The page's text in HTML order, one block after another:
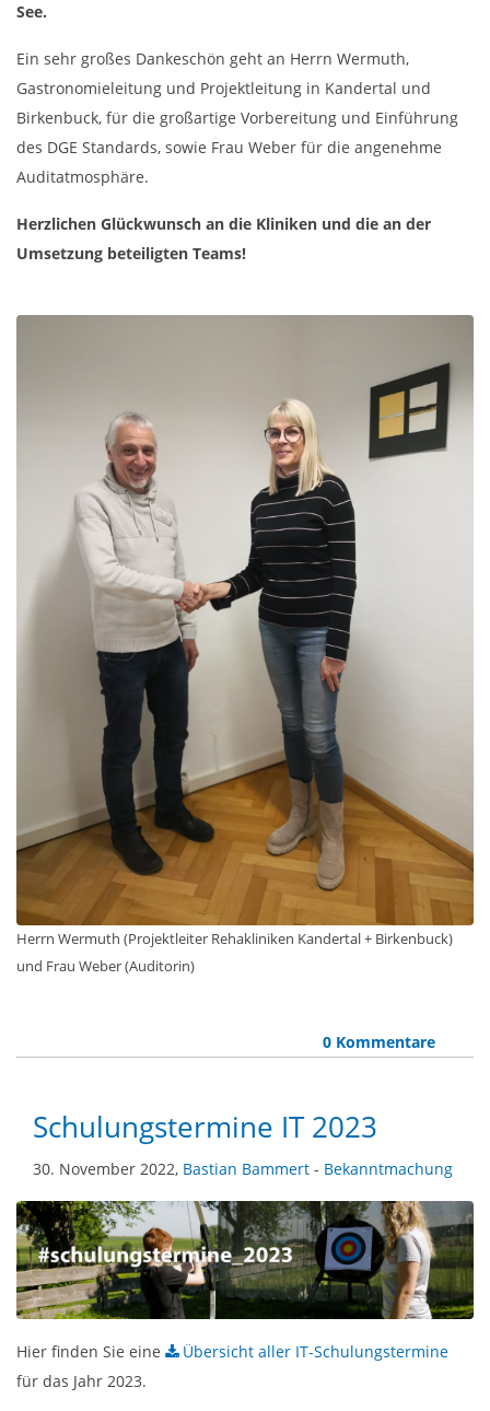
See.
Ein sehr großes Dankeschön geht an Herrn Wermuth,
Gastronomieleitung und Projektleitung in Kandertal und
Birkenbuck, für die großartige Vorbereitung und Einführung
des DGE Standards, sowie Frau Weber für die angenehme
Auditatmosphäre.
Herzlichen Glückwunsch an die Kliniken und die an der
Umsetzung beteiligten Teams!
Herrn Wermuth (Projektleiter Rehakliniken Kandertal + Birkenbuck)
und Frau Weber (Auditorin)
0 Kommentare
Schulungstermine IT 2023
30. November 2022, Bastian Bammert - Bekanntmachung
Hier finden Sie eine
Übersicht aller IT-Schulungstermine
für das Jahr 2023.